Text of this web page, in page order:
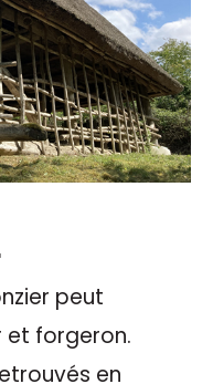
peut
et forgeron.
en